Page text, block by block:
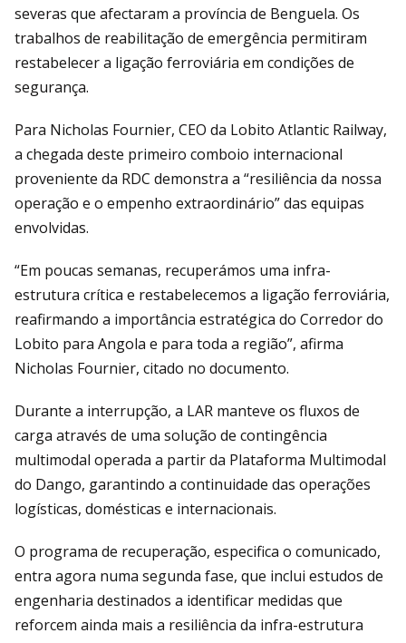
severas que afectaram a província de Benguela. Os
trabalhos de reabilitação de emergência permitiram
restabelecer a ligação ferroviária em condições de
segurança.
Para Nicholas Fournier, CEO da Lobito Atlantic Railway,
a chegada deste primeiro comboio internacional
proveniente da RDC demonstra a “resiliência da nossa
operação e o empenho extraordinário” das equipas
envolvidas.
“Em poucas semanas, recuperámos uma infra-
estrutura crítica e restabelecemos a ligação ferroviária,
reafirmando a importância estratégica do Corredor do
Lobito para Angola e para toda a região”, afirma
Nicholas Fournier, citado no documento.
Durante a interrupção, a LAR manteve os fluxos de
carga através de uma solução de contingência
multimodal operada a partir da Plataforma Multimodal
do Dango, garantindo a continuidade das operações
logísticas, domésticas e internacionais.
O programa de recuperação, especifica o comunicado,
entra agora numa segunda fase, que inclui estudos de
engenharia destinados a identificar medidas que
reforcem ainda mais a resiliência da infra-estrutura